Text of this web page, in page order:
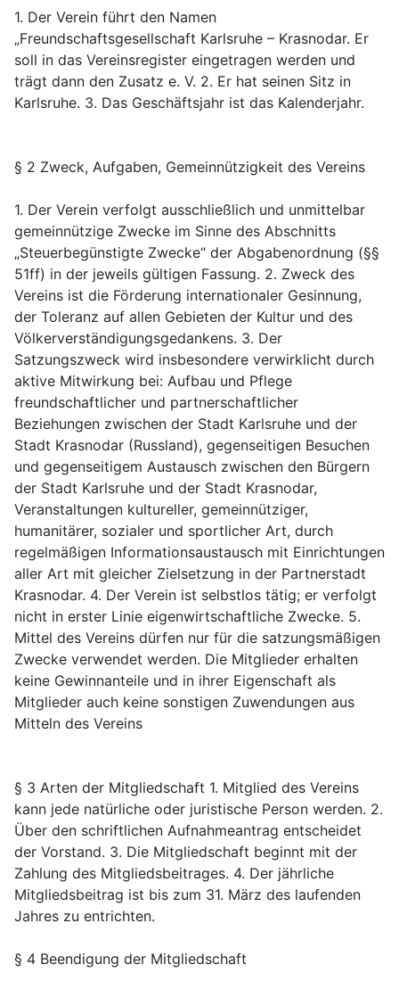
1. Der Verein führt den Namen
„Freundschaftsgesellschaft Karlsruhe – Krasnodar. Er
soll in das Vereinsregister eingetragen werden und
trägt dann den Zusatz e. V. 2. Er hat seinen Sitz in
Karlsruhe. 3. Das Geschäftsjahr ist das Kalenderjahr.
§ 2 Zweck, Aufgaben, Gemeinnützigkeit des Vereins
1. Der Verein verfolgt ausschließlich und unmittelbar
gemeinnützige Zwecke im Sinne des Abschnitts
„Steuerbegünstigte Zwecke“ der Abgabenordnung (§§
51ff) in der jeweils gültigen Fassung. 2. Zweck des
Vereins ist die Förderung internationaler Gesinnung,
der Toleranz auf allen Gebieten der Kultur und des
Völkerverständigungsgedankens. 3. Der
Satzungszweck wird insbesondere verwirklicht durch
aktive Mitwirkung bei: Aufbau und Pflege
freundschaftlicher und partnerschaftlicher
Beziehungen zwischen der Stadt Karlsruhe und der
Stadt Krasnodar (Russland), gegenseitigen Besuchen
und gegenseitigem Austausch zwischen den Bürgern
der Stadt Karlsruhe und der Stadt Krasnodar,
Veranstaltungen kultureller, gemeinnütziger,
humanitärer, sozialer und sportlicher Art, durch
regelmäßigen Informationsaustausch mit Einrichtungen
aller Art mit gleicher Zielsetzung in der Partnerstadt
Krasnodar. 4. Der Verein ist selbstlos tätig; er verfolgt
nicht in erster Linie eigenwirtschaftliche Zwecke. 5.
Mittel des Vereins dürfen nur für die satzungsmäßigen
Zwecke verwendet werden. Die Mitglieder erhalten
keine Gewinnanteile und in ihrer Eigenschaft als
Mitglieder auch keine sonstigen Zuwendungen aus
Mitteln des Vereins
§ 3 Arten der Mitgliedschaft 1. Mitglied des Vereins
kann jede natürliche oder juristische Person werden. 2.
Über den schriftlichen Aufnahmeantrag entscheidet
der Vorstand. 3. Die Mitgliedschaft beginnt mit der
Zahlung des Mitgliedsbeitrages. 4. Der jährliche
Mitgliedsbeitrag ist bis zum 31. März des laufenden
Jahres zu entrichten.
§ 4 Beendigung der Mitgliedschaft